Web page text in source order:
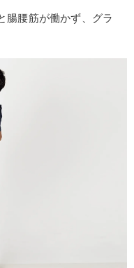
腸腰筋が働かず、グラ